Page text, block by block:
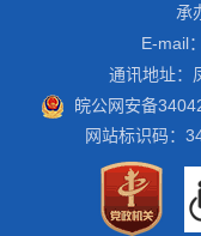
承
E-mail
通讯地址：
皖公网安备
网站标识码：